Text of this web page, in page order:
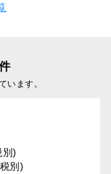
います。
別)
別)